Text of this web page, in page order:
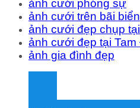
ảnh cưới phóng sự
ảnh cưới trên bãi biển
ảnh cưới đẹp chụp
ảnh cưới đẹp tại Tam
ảnh gia đình đẹp